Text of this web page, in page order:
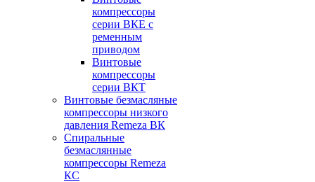
компрессоры
серии ВКЕ с
ременным
приводом
Винтовые
компрессоры
серии ВКТ
Винтовые безмасляные
компрессоры низкого
давления Remeza ВК
Спиральные
безмаслянные
компрессоры Remeza
КС